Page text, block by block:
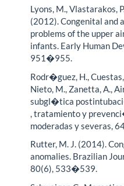
Lyons, M., Vlastarakos,
(2012). Congenital and
problems of the upper
infants. Early Human
951�955.
Rodr�guez, H.,
Nieto, M., Zanetta, A.,
subgl�tica
, tratamiento y
moderadas y severas,
Rutter, M. J. (2014).
anomalies. Brazilian
80(6), 533�539.